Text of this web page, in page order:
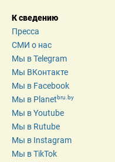
К сведению
Пресса
СМИ о нас
Мы в Telegram
Мы ВКонтакте
Мы в Facebook
Мы в Planetbru.by
Мы в Youtube
Мы в Rutube
Мы в Instagram
Мы в TikTok